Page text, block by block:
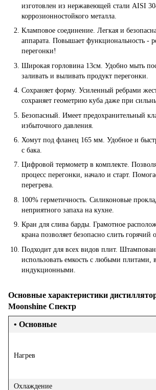
изготовлен из нержавеющей стали AISI
коррозионностойкого металла.
Кламповое соединение. Легкая и
аппарата. Повышает функциональность -
перегонки!
Широкая горловина 13см. Удобно мыть
заливать и выливать продукт перегонки.
Сохраняет форму. Усиленный ребрами
сохраняет геометрию куба даже при
Безопасный. Имеет предохранительный
избыточного давления.
Хомут под фланец 165 мм. Удобное и
с бака.
Цифровой термометр в комплекте.
процесс перегонки, начало и старт.
перегрева.
100% герметичность. Силиконовые
неприятного запаха на кухне.
Кран для слива барды. Грамотное
крана позволяет безопасно слить горячий
Подходит для всех видов плит.
использовать емкость с любыми плитами,
индукционными.
Основные характеристики
Moonshine Спектр
• Основные
Нагрев
Охлаждение